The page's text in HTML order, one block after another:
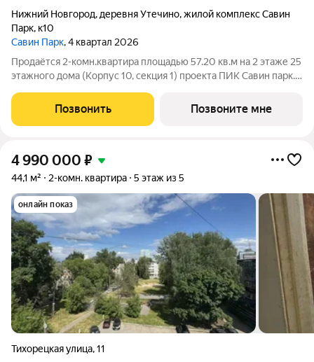
Нижний Новгород, деревня Утечино,жилой комплекс Савин
Парк, к10
Савин Парк, 4 квартал 2026
Продаётся 2-комн.квартира площадью 57.20 кв.м на 2 этаже 25
этажного дома (Корпус 10, секция 1) проекта ПИК Савин парк.
функциональная планировка, большие окна, с отделкой. Жилой
квартал «Савин парк»
Позвонить Позвоните мне
4 990 000 ₽
44,1 м² 2-комн. квартира 5 этаж из 5
онлайн показ
Тихорецкая улица,11